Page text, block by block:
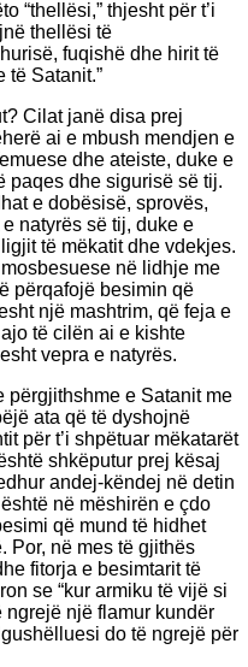
“thellësi,” thjesht për t’i
thellësi të
fuqishë dhe hirit të
të Satanit.”
Cilat janë disa prej
ai e mbush mendjen e
dhe ateiste, duke e
paqes dhe sigurisë së tij.
e dobësisë, sprovës,
natyrës së tij, duke e
të mëkatit dhe vdekjes.
në lidhje me
përqafojë besimin që
një mashtrim, që feja e
të cilën ai e kishte
vepra e natyrës.
përgjithshme e Satanit me
ata që të dyshojnë
për t’i shpëtuar mëkatarët
shkëputur prej kësaj
andej-këndej në detin
në mëshirën e çdo
që mund të hidhet
Por, në mes të gjithës
fitorja e besimtarit të
se “kur armiku të vijë si
ngrejë një flamur kundër
do të ngrejë për